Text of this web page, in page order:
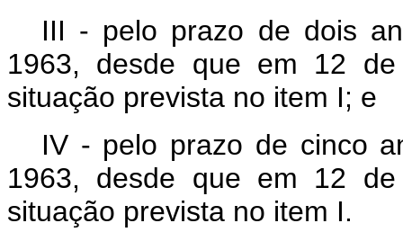
III - pelo prazo de dois
1963, desde que em 12
situação prevista no item I; e
IV - pelo prazo de cinco
1963, desde que em 12
situação prevista no item I.